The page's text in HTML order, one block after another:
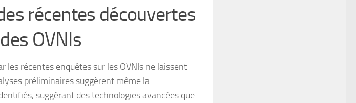
récentes découvertes
OVNIs
les récentes enquêtes sur les OVNIs ne laissent
préliminaires suggèrent même la
suggérant des technologies avancées que